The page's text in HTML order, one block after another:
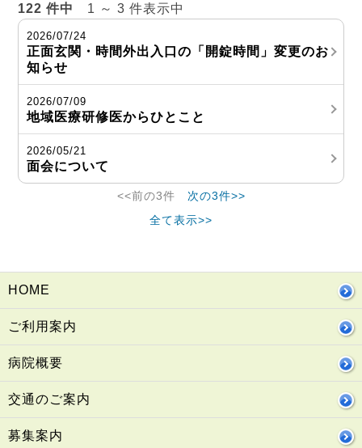
122 件中 1 ～ 3 件表示中
2026/07/24
正面玄関・時間外出入口の「開錠時間」変更のお
知らせ
2026/07/09
地域医療研修医からひとこと
2026/05/21
面会について
<<前の3件 次の3件>>
全て表示>>
HOME
ご利用案内
病院概要
交通のご案内
募集案内